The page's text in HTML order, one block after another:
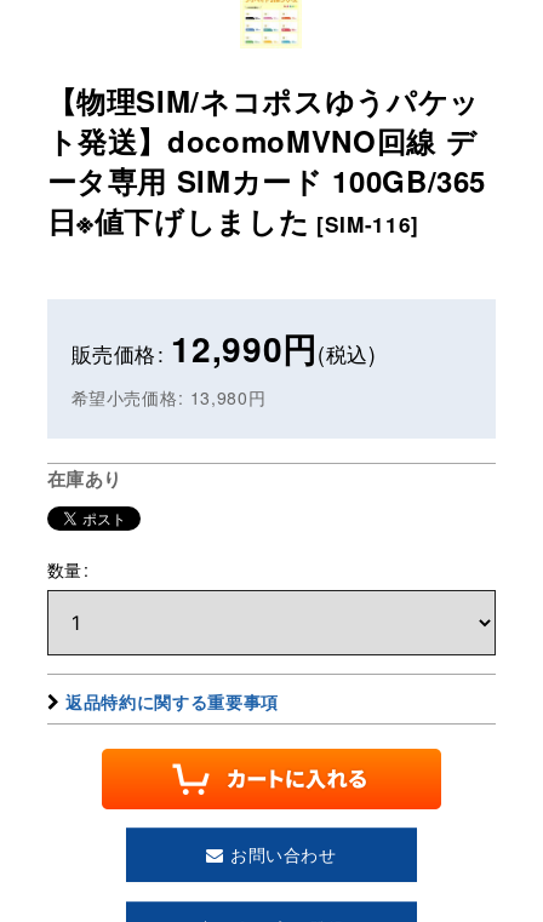
【物理SIM/ネコポスゆうパケッ
ト発送】docomoMVNO回線 デ
ータ専用 SIMカード 100GB/365
日※値下げしました [SIM-116]
販売価格: 12,990円(税込)
希望小売価格: 13,980円
在庫あり
数量:
返品特約に関する重要事項
お問い合わせ